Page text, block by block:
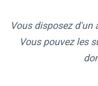
Vous disposez d'un
Vous pouvez les